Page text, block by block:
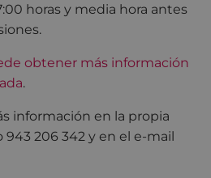
horas y media hora antes
obtener más información
.
información en la propia
206 342 y en el e-mail